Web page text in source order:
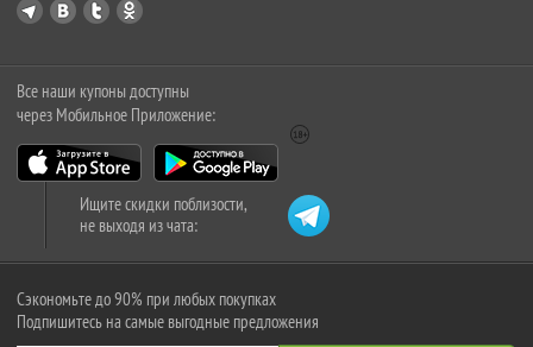
Все наши купоны доступны
через Мобильное Приложение:
Ищите скидки поблизости,
не выходя из чата:
Сэкономьте до 90% при любых покупках
Подпишитесь на самые выгодные предложения